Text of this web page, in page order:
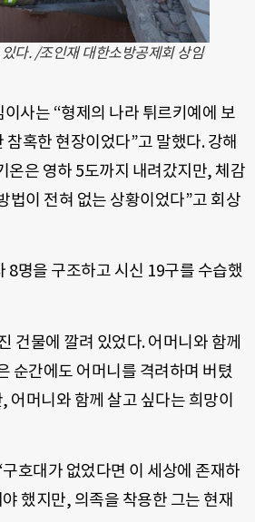
다. /조인재 대한소방공제회 상임
사는 “형제의 나라 튀르키예에 보
혹한 현장이었다”고 말했다. 강해
온은 영하 5도까지 내려갔지만, 체감
법이 전혀 없는 상황이었다”고 회상
8명을 구조하고 시신 19구를 수습했
건물에 깔려 있었다. 어머니와 함께
순간에도 어머니를 격려하며 버텼
머니와 함께 살고 싶다는 희망이
호대가 없었다면 이 세상에 존재하
했지만, 의족을 착용한 그는 현재